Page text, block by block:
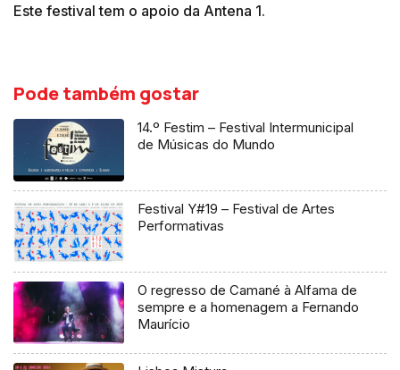
Este festival tem o apoio da Antena 1.
Pode também gostar
14.º Festim – Festival Intermunicipal
de Músicas do Mundo
Festival Y#19 – Festival de Artes
Performativas
O regresso de Camané à Alfama de
sempre e a homenagem a Fernando
Maurício